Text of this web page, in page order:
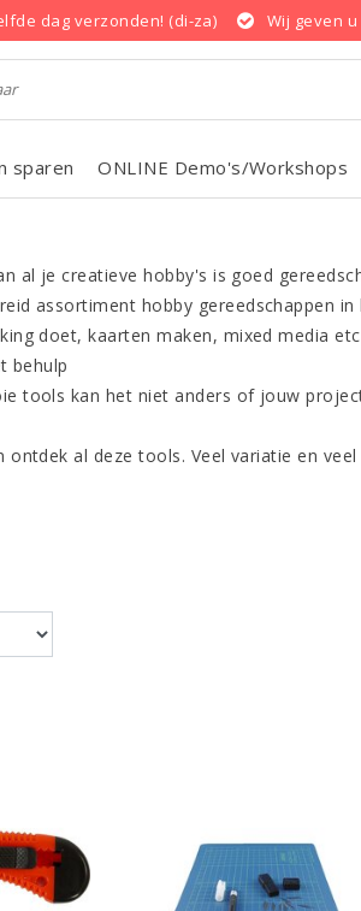
dag verzonden! (di-za) Wij geven
sparen ONLINE Demo's/Workshops
al je creatieve hobby's is goed
assortiment hobby gereedschappen in
doet, kaarten maken, mixed media
behulp
tools kan het niet anders of jouw
ontdek al deze tools. Veel variatie en